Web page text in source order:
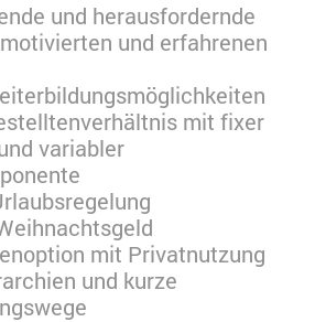
und herausfordernde
und erfahrenen
mit fixer
variabler
mit Privatnutzung
und kurze